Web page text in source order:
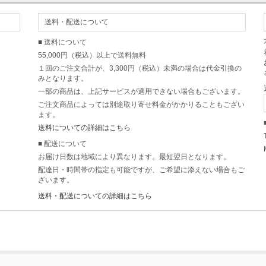
送料・配送について
■ 送料について
55,000円（税込）以上で送料無料
１回のご注文合計が、3,300円（税込）未満の場合は代金引換の
みとなります。
一部の商品は、上記サービスが適用できない場合もございます。
ご注文商品によっては別途取り寄せ料金がかかりることもござい
ます。
送料についての詳細はこちら
■ 配送について
お届け日数は地域により異なります。最短翌日となります。
配達日・時間帯の指定も可能ですが、ご希望に添えない場合もご
ざいます。
送料・配送についての詳細はこちら